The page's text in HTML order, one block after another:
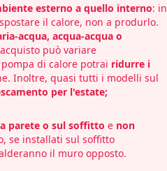
esterno a quello interno: in
il calore, non a produrlo.
acqua, acqua-acqua o
può variare
di calore potrai ridurre i
Inoltre, quasi tutti i modelli sul
per l'estate;
parete o sul soffitto e non
se installati sul soffitto
il muro opposto.